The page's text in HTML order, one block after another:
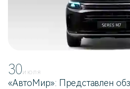
30ИЮЛЯ
«АвтоМир»: Представлен